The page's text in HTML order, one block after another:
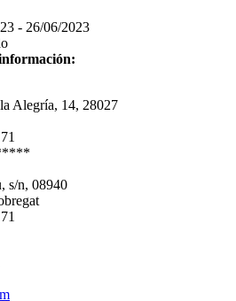
- 26/06/2023
Alegría, 14, 28027
s/n, 08940